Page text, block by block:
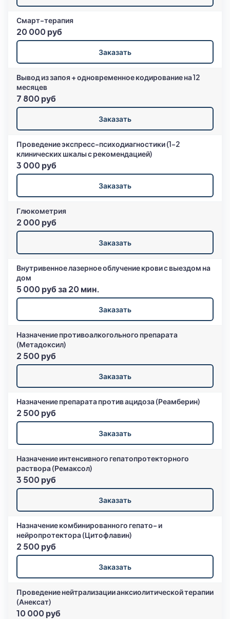
Смарт-терапия
20 000 руб
Заказать
Вывод из запоя + одновременное кодирование на 12
месяцев
7 800 руб
Заказать
Проведение экспресс-психодиагностики (1-2
клинических шкалы с рекомендацией)
3 000 руб
Заказать
Глюкометрия
2 000 руб
Заказать
Внутривенное лазерное облучение крови с выездом на
дом
5 000 руб за 20 мин.
Заказать
Назначение противоалкогольного препарата
(Метадоксил)
2 500 руб
Заказать
Назначение препарата против ацидоза (Реамберин)
2 500 руб
Заказать
Назначение интенсивного гепатопротекторного
раствора (Ремаксол)
3 500 руб
Заказать
Назначение комбинированного гепато- и
нейропротектора (Цитофлавин)
2 500 руб
Заказать
Проведение нейтрализации анксиолитической терапии
(Анексат)
10 000 руб